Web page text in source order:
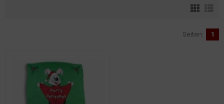
Seiten: 1